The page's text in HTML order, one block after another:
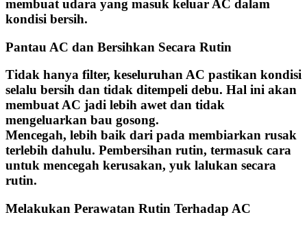
membuat udara yang masuk keluar AC dalam
kondisi bersih.
Pantau AC dan Bersihkan Secara Rutin
Tidak hanya filter, keseluruhan AC pastikan kondisi
selalu bersih dan tidak ditempeli debu. Hal ini akan
membuat AC jadi lebih awet dan tidak
mengeluarkan bau gosong.
Mencegah, lebih baik dari pada membiarkan rusak
terlebih dahulu. Pembersihan rutin, termasuk cara
untuk mencegah kerusakan, yuk lalukan secara
rutin.
Melakukan Perawatan Rutin Terhadap AC